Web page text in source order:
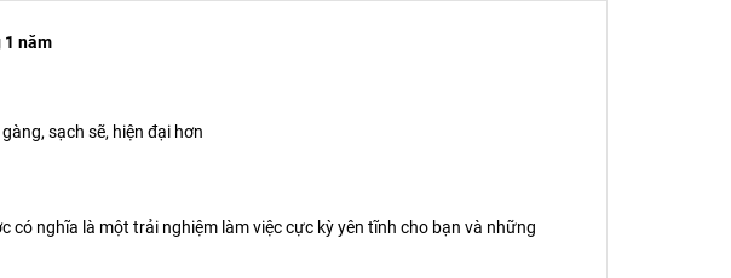
1 năm
sạch sẽ, hiện đại hơn
nghĩa là một trải nghiệm làm việc cực kỳ yên tĩnh cho bạn và những